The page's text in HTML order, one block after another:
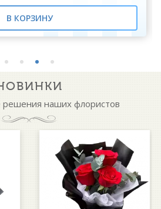
В КОРЗИНУ
наших флористов